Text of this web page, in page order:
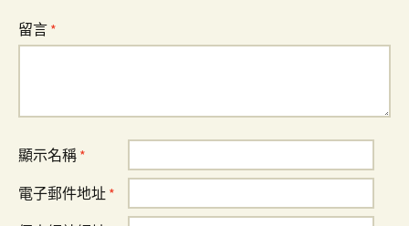
留言 *
顯示名稱 *
電子郵件地址 *